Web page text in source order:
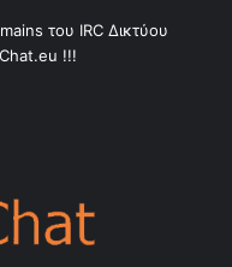
του IRC Δικτύου
!!!